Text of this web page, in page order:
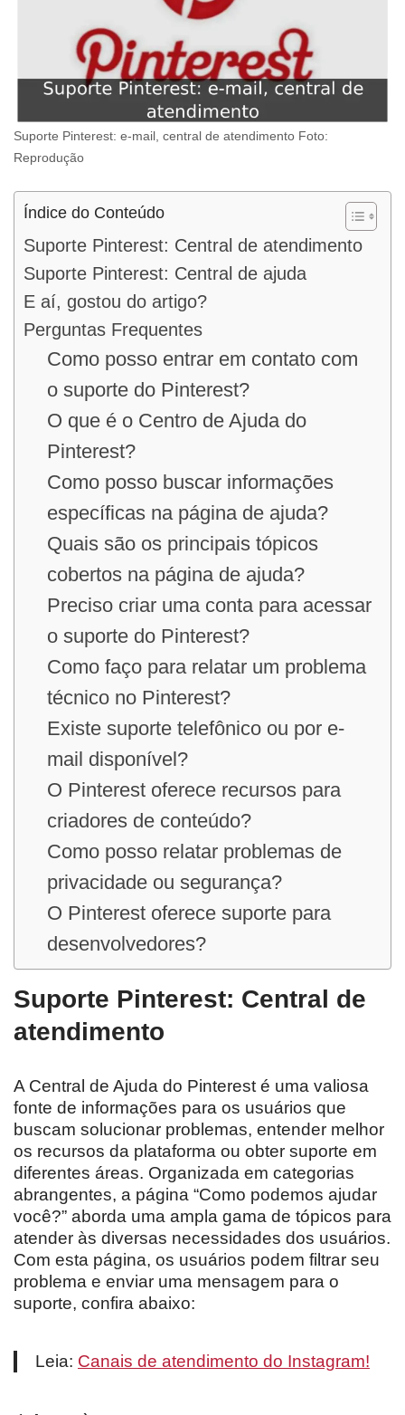
Suporte Pinterest: e-mail, central de atendimento Foto:
Reprodução
Índice do Conteúdo
Suporte Pinterest: Central de atendimento
Suporte Pinterest: Central de ajuda
E aí, gostou do artigo?
Perguntas Frequentes
Como posso entrar em contato com
o suporte do Pinterest?
O que é o Centro de Ajuda do
Pinterest?
Como posso buscar informações
específicas na página de ajuda?
Quais são os principais tópicos
cobertos na página de ajuda?
Preciso criar uma conta para acessar
o suporte do Pinterest?
Como faço para relatar um problema
técnico no Pinterest?
Existe suporte telefônico ou por e-
mail disponível?
O Pinterest oferece recursos para
criadores de conteúdo?
Como posso relatar problemas de
privacidade ou segurança?
O Pinterest oferece suporte para
desenvolvedores?
Suporte Pinterest: Central de
atendimento
A Central de Ajuda do Pinterest é uma valiosa
fonte de informações para os usuários que
buscam solucionar problemas, entender melhor
os recursos da plataforma ou obter suporte em
diferentes áreas. Organizada em categorias
abrangentes, a página “Como podemos ajudar
você?” aborda uma ampla gama de tópicos para
atender às diversas necessidades dos usuários.
Com esta página, os usuários podem filtrar seu
problema e enviar uma mensagem para o
suporte, confira abaixo:
Leia: Canais de atendimento do Instagram!